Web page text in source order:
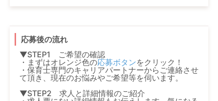
応募後の流れ
▼STEP1 ご希望の確認
・まずはオレンジ色の応募ボタンをクリック！
・保育士専門のキャリアパートナーからご連絡させ
て頂き、現在のお悩みやご希望等を伺います。
▼STEP2 求人と詳細情報のご紹介